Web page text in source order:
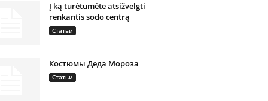
Į ką turėtumėte atsižvelgti
renkantis sodo centrą
Статьи
Костюмы Деда Мороза
Статьи